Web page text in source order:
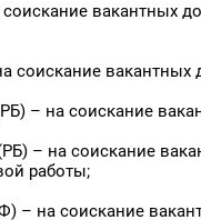
вакантных
вакантных
– на соискание
– на соискание
работы;
– на соискание